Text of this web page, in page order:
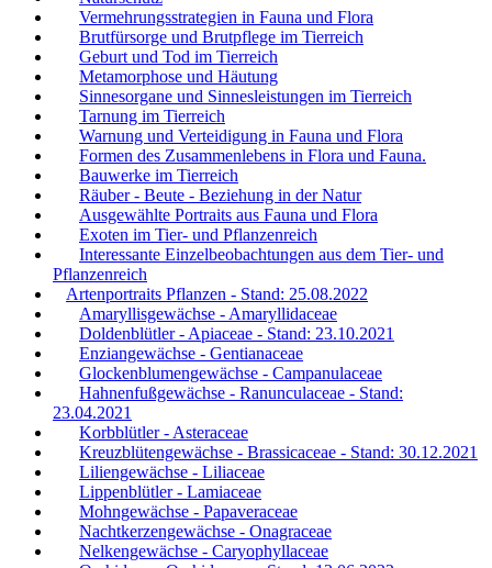
Vermehrungsstrategien in Fauna und Flora
Brutfürsorge und Brutpflege im Tierreich
Geburt und Tod im Tierreich
Metamorphose und Häutung
Sinnesorgane und Sinnesleistungen im Tierreich
Tarnung im Tierreich
Warnung und Verteidigung in Fauna und Flora
Formen des Zusammenlebens in Flora und Fauna.
Bauwerke im Tierreich
Räuber - Beute - Beziehung in der Natur
Ausgewählte Portraits aus Fauna und Flora
Exoten im Tier- und Pflanzenreich
Interessante Einzelbeobachtungen aus dem Tier- und
Pflanzenreich
Artenportraits Pflanzen - Stand: 25.08.2022
Amaryllisgewächse - Amaryllidaceae
Doldenblütler - Apiaceae - Stand: 23.10.2021
Enziangewächse - Gentianaceae
Glockenblumengewächse - Campanulaceae
Hahnenfußgewächse - Ranunculaceae - Stand:
23.04.2021
Korbblütler - Asteraceae
Kreuzblütengewächse - Brassicaceae - Stand: 30.12.2021
Liliengewächse - Liliaceae
Lippenblütler - Lamiaceae
Mohngewächse - Papaveraceae
Nachtkerzengewächse - Onagraceae
Nelkengewächse - Caryophyllaceae